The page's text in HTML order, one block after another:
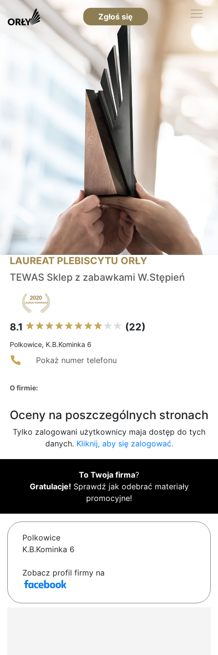
Zgłoś się
LAUREAT PLEBISCYTU ORŁY
TEWAS Sklep z zabawkami W.Stępień
8.1 (22)
Polkowice, K.B.Kominka 6
Pokaż numer telefonu
O firmie:
Oceny na poszczególnych stronach
Tylko zalogowani użytkownicy maja dostęp do tych
danych. Kliknij, aby się zalogować.
To Twoja firma?
Gratulacje! Sprawdź jak odebrać materiały
promocyjne!
Polkowice
K.B.Kominka 6
Zobacz profil firmy na